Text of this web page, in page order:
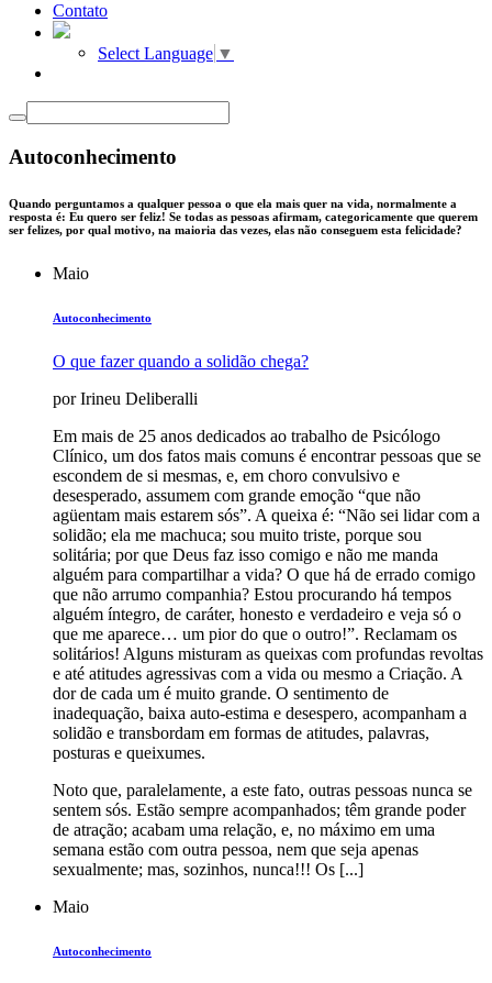
Contato
Select Language ▼
Autoconhecimento
Quando perguntamos a qualquer pessoa o que ela mais quer na vida, normalmente a
resposta é: Eu quero ser feliz! Se todas as pessoas afirmam, categoricamente que querem
ser felizes, por qual motivo, na maioria das vezes, elas não conseguem esta felicidade?
Maio
Autoconhecimento
O que fazer quando a solidão chega?
por Irineu Deliberalli
Em mais de 25 anos dedicados ao trabalho de Psicólogo
Clínico, um dos fatos mais comuns é encontrar pessoas que se
escondem de si mesmas, e, em choro convulsivo e
desesperado, assumem com grande emoção “que não
agüentam mais estarem sós”. A queixa é: “Não sei lidar com a
solidão; ela me machuca; sou muito triste, porque sou
solitária; por que Deus faz isso comigo e não me manda
alguém para compartilhar a vida? O que há de errado comigo
que não arrumo companhia? Estou procurando há tempos
alguém íntegro, de caráter, honesto e verdadeiro e veja só o
que me aparece… um pior do que o outro!”. Reclamam os
solitários! Alguns misturam as queixas com profundas revoltas
e até atitudes agressivas com a vida ou mesmo a Criação. A
dor de cada um é muito grande. O sentimento de
inadequação, baixa auto-estima e desespero, acompanham a
solidão e transbordam em formas de atitudes, palavras,
posturas e queixumes.
Noto que, paralelamente, a este fato, outras pessoas nunca se
sentem sós. Estão sempre acompanhados; têm grande poder
de atração; acabam uma relação, e, no máximo em uma
semana estão com outra pessoa, nem que seja apenas
sexualmente; mas, sozinhos, nunca!!! Os [...]
Maio
Autoconhecimento